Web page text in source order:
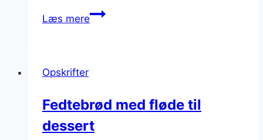
Læs mereFedtebrød
Opskrifter
Fedtebrød med fløde til
dessert